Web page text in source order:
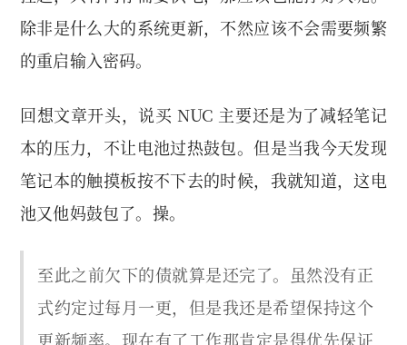
除非是什么大的系统更新，不然应该不会需要频繁
的重启输入密码。
回想文章开头，说买 NUC 主要还是为了减轻笔记
本的压力，不让电池过热鼓包。但是当我今天发现
笔记本的触摸板按不下去的时候，我就知道，这电
池又他妈鼓包了。操。
至此之前欠下的债就算是还完了。虽然没有正
式约定过每月一更，但是我还是希望保持这个
更新频率。现在有了工作那肯定是得优先保证